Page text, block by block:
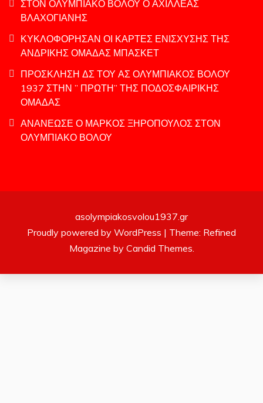
ΣΤΟΝ ΟΛΥΜΠΙΑΚΟ ΒΟΛΟΥ Ο ΑΧΙΛΛΕΑΣ
ΒΛΑΧΟΓΙΑΝΗΣ
ΚΥΚΛΟΦΟΡΗΣΑΝ ΟΙ ΚΑΡΤΕΣ ΕΝΙΣΧΥΣΗΣ ΤΗΣ
ΑΝΔΡΙΚΗΣ ΟΜΑΔΑΣ ΜΠΑΣΚΕΤ
ΠΡΟΣΚΛΗΣΗ ΔΣ ΤΟΥ ΑΣ ΟΛΥΜΠΙΑΚΟΣ ΒΟΛΟΥ
1937 ΣΤΗΝ ” ΠΡΩΤΗ” ΤΗΣ ΠΟΔΟΣΦΑΙΡΙΚΗΣ
ΟΜΑΔΑΣ
ΑΝΑΝΕΩΣΕ Ο ΜΑΡΚΟΣ ΞΗΡΟΠΟΥΛΟΣ ΣΤΟΝ
ΟΛΥΜΠΙΑΚΟ ΒΟΛΟΥ
asolympiakosvolou1937.gr
Proudly powered by WordPress | Theme: Refined
Magazine by Candid Themes.